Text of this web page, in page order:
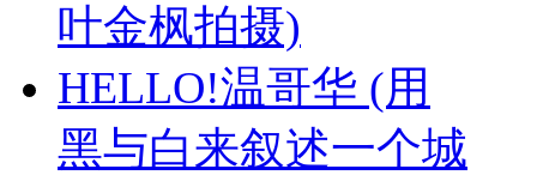
叶金枫拍摄)
HELLO!温哥华 (用
黑与白来叙述一个城